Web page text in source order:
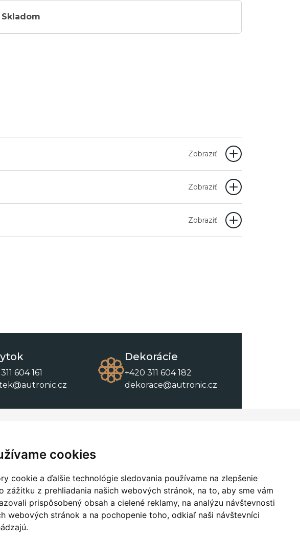
cookies
cookie a ďalšie technológie sledovania používame na zlepšenie
zážitku z prehliadania našich webových stránok, na to, aby sme vám
prispôsobený obsah a cielené reklamy, na analýzu návštevnosti
webových stránok a na pochopenie toho, odkiaľ naši návštevníci
Skladom
Zobraziť
Zobraziť
Zobraziť
604 161
Dekorácie
+420 311 604 182
dekorace@autronic.cz
Kontakty